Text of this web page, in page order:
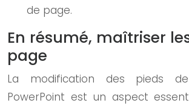
de page.
En résumé, maîtriser
page
La modification des pieds
PowerPoint est un aspect